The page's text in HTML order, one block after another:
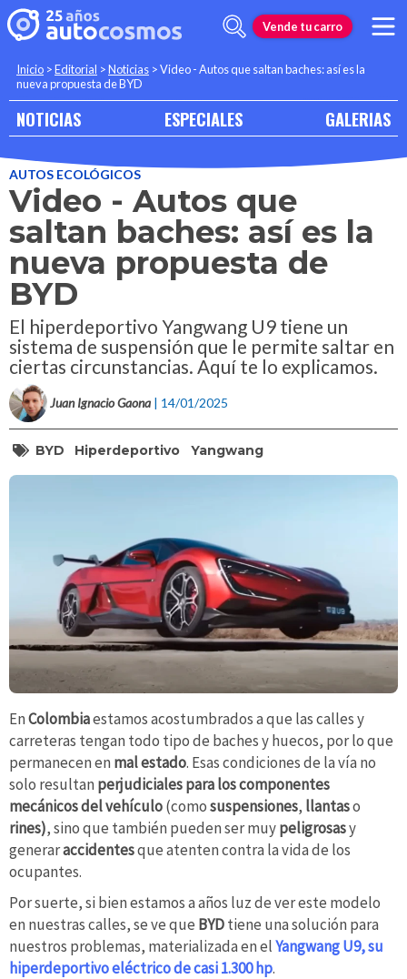
Vende tu carro
Inicio >Editorial >Noticias >Video - Autos que saltan baches: así es la
nueva propuesta de BYD
NOTICIAS ESPECIALES GALERIAS
AUTOS ECOLÓGICOS
Video - Autos que
saltan baches: así es la
nueva propuesta de
BYD
El hiperdeportivo Yangwang U9 tiene un
sistema de suspensión que le permite saltar en
ciertas circunstancias. Aquí te lo explicamos.
Juan Ignacio Gaona | 14/01/2025
BYD Hiperdeportivo Yangwang
EnColombiaestamos acostumbrados a que las calles y
carreteras tengan todo tipo de baches y huecos, por lo que
permanecen en mal estado. Esas condiciones de la vía no
solo resultan perjudiciales para los componentes
mecánicos del vehículo(comosuspensiones, llantaso
rines), sino que también pueden ser muypeligrosasy
generaraccidentesque atenten contra la vida de los
ocupantes.
Por suerte, si bien estamos a años luz de ver este modelo
en nuestras calles, se ve que BYDtiene una solución para
nuestros problemas, materializada en elYangwang U9, su
hiperdeportivo eléctrico de casi 1.300 hp.